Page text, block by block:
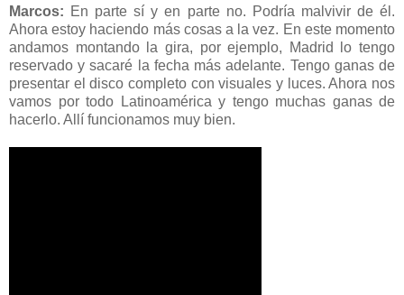
Marcos: En parte sí y en parte no. Podría malvivir de él.
Ahora estoy haciendo más cosas a la vez. En este momento
andamos montando la gira, por ejemplo, Madrid lo tengo
reservado y sacaré la fecha más adelante. Tengo ganas de
presentar el disco completo con visuales y luces. Ahora nos
vamos por todo Latinoamérica y tengo muchas ganas de
hacerlo. Allí funcionamos muy bien.